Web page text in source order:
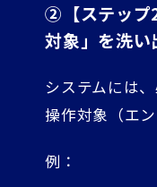
②【ステップ
対象」を洗い
システムには
操作対象（エ
例：